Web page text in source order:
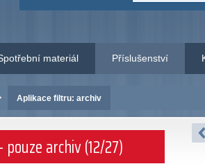
materiál Příslušenství
Aplikace filtru: archiv
archiv (12/27)